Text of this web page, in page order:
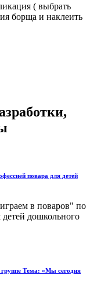
( выбрать
борща и наклеить
повара для детей
в поваров" по
дошкольного
группе Тема: «Мы сегодня